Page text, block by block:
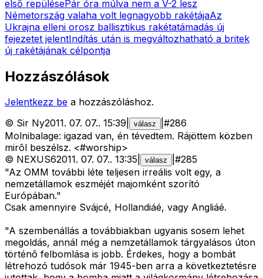
első repülésePár óra múlva nem a V-2 lesz
Németország valaha volt legnagyobb rakétájaAz
Ukrajna elleni orosz ballisztikus rakétatámadás új
fejezetet jelentIndítás után is megváltozhatható a britek
új rakétájának célpontja
Hozzászólások
Jelentkezz be a hozzászóláshoz.
© Sir Ny2011. 07. 07.. 15:39 válasz #286
Molnibalage: igazad van, én tévedtem. Rájöttem közben
mirõl beszélsz. <#worship>
© NEXUS62011. 07. 07.. 13:35 válasz #285
"Az OMM további léte teljesen irreális volt egy, a
nemzetállamok eszméjét majomként szorító
Európában."
Csak amennyire Svájcé, Hollandiáé, vagy Angliáé.
"A szembenállás a továbbiakban ugyanis sosem lehet
megoldás, annál még a nemzetállamok tárgyalásos úton
történõ felbomlása is jobb. Érdekes, hogy a bombát
létrehozó tudósok már 1945-ben arra a következtetésre